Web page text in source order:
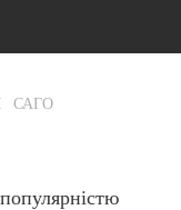
САГО